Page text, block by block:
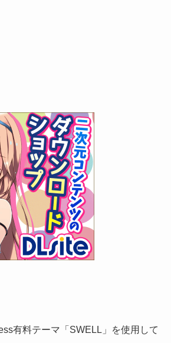
有料テーマ「SWELL」を使用して